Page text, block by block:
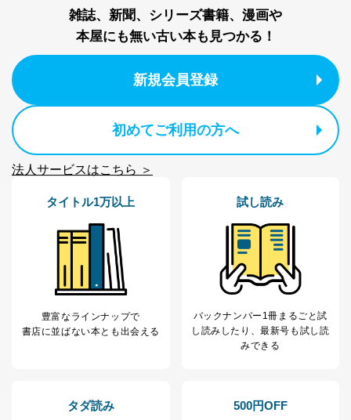
雑誌、新聞、シリーズ書籍、漫画や
本屋にも無い古い本も見つかる！
新規会員登録
初めてご利用の方へ
法人サービスはこちら ＞
タイトル1万以上
豊富なラインナップで
書店に並ばない本とも出会える
試し読み
バックナンバー1冊まるごと試
し読み したり、最新号も試し読
みできる
タダ読み 500円OFF